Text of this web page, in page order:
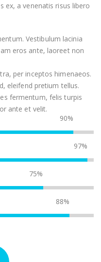
ex, a venenatis risus libero
Vestibulum lacinia
eros ante, laoreet non
per inceptos himenaeos.
eleifend pretium tellus.
fermentum, felis turpis
ante et velit.
90%
97%
75%
88%